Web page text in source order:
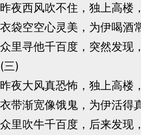
昨夜西风吹不住，独上高楼
衣袋空空心灵美，为伊喝酒
众里寻他千百度，突然发现
(三)
昨夜大风真恐怖，独上高楼
衣带渐宽像饿鬼，为伊活得
众里吹牛千百度，后来发现